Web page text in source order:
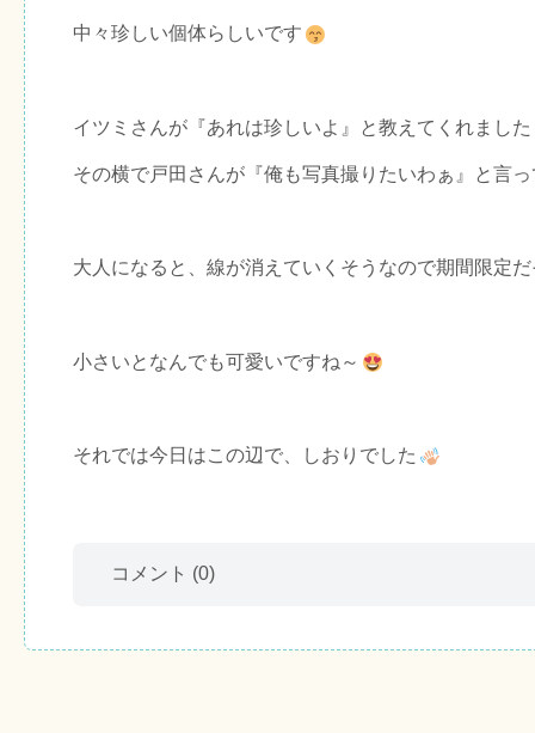
中々珍しい個体らしいです
イツミさんが『あれは珍しいよ』と教えてくれました
その横で戸田さんが『俺も写真撮りたいわぁ』と言
大人になると、線が消えていくそうなので期間限定
小さいとなんでも可愛いですね～
それでは今日はこの辺で、しおりでした
コメント (0)